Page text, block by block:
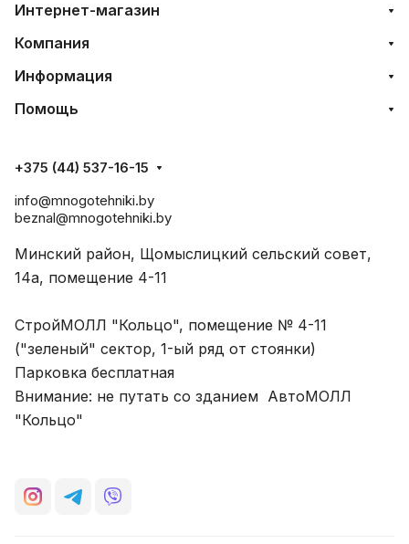
Интернет-магазин
Компания
Информация
Помощь
+375 (44) 537-16-15
info@mnogotehniki.by
beznal@mnogotehniki.by
Минский район, Щомыслицкий сельский совет,
14а, помещение 4-11
СтройМОЛЛ "Кольцо", помещение № 4-11
("зеленый" сектор, 1-ый ряд от стоянки)
Парковка бесплатная
Внимание: не путать со зданием АвтоМОЛЛ
"Кольцо"